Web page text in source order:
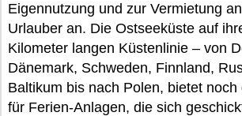
Eigennutzung und zur Vermietung
Urlauber an. Die Ostseeküste auf
Kilometer langen Küstenlinie – von
Dänemark, Schweden, Finnland,
Baltikum bis nach Polen, bietet
für Ferien-Anlagen, die sich